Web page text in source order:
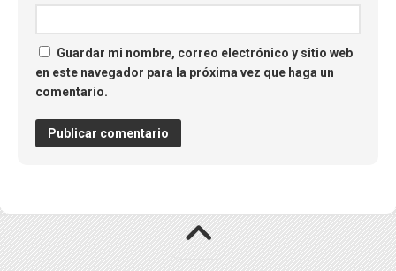
Guardar mi nombre, correo electrónico y sitio web
en este navegador para la próxima vez que haga un
comentario.